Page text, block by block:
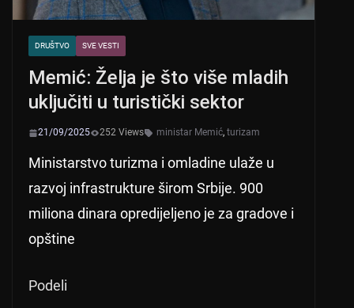
DRUŠTVO SVE VESTI
Memić: Želja je što više mladih
uključiti u turistički sektor
21/09/2025 252 Views ministar Memić, turizam
Ministarstvo turizma i omladine ulaže u
razvoj infrastrukture širom Srbije. 900
miliona dinara opredijeljeno je za gradove i
opštine
Podeli